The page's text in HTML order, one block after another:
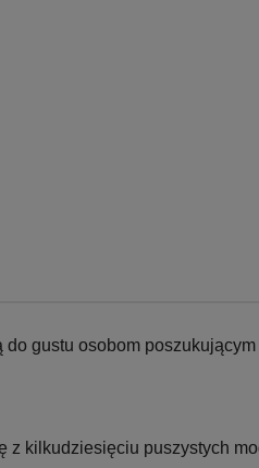
do gustu osobom
z kilkudziesięciu puszystych